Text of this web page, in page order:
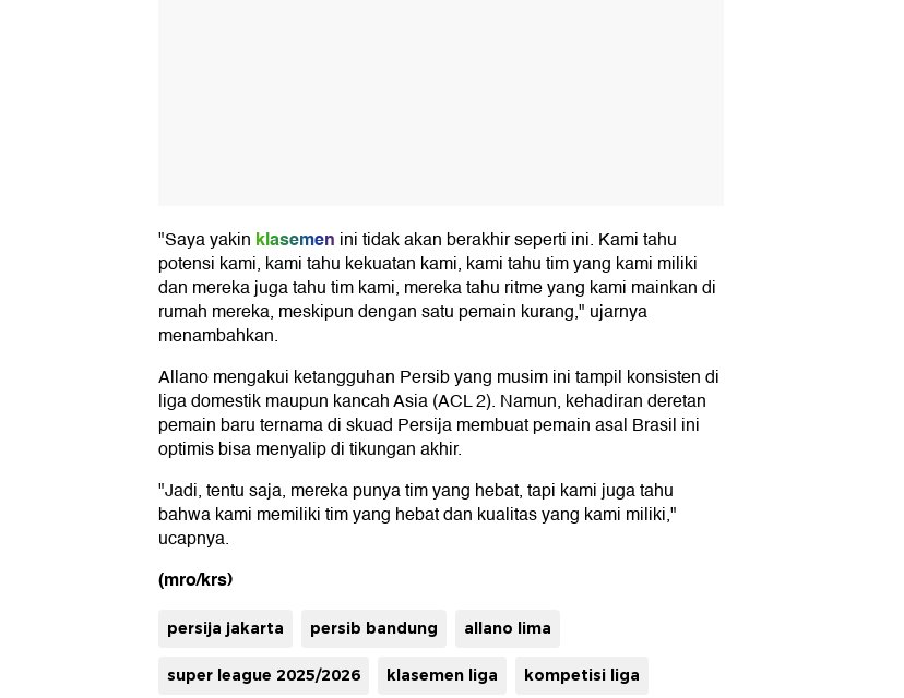
"Saya yakin klasemen ini tidak akan berakhir seperti ini. Kami tahu
potensi kami, kami tahu kekuatan kami, kami tahu tim yang kami miliki
dan mereka juga tahu tim kami, mereka tahu ritme yang kami mainkan di
rumah mereka, meskipun dengan satu pemain kurang," ujarnya
menambahkan.
Allano mengakui ketangguhan Persib yang musim ini tampil konsisten di
liga domestik maupun kancah Asia (ACL 2). Namun, kehadiran deretan
pemain baru ternama di skuad Persija membuat pemain asal Brasil ini
optimis bisa menyalip di tikungan akhir.
"Jadi, tentu saja, mereka punya tim yang hebat, tapi kami juga tahu
bahwa kami memiliki tim yang hebat dan kualitas yang kami miliki,"
ucapnya.
(mro/krs)
persija jakarta persib bandung allano lima
super league 2025/2026 klasemen liga kompetisi liga